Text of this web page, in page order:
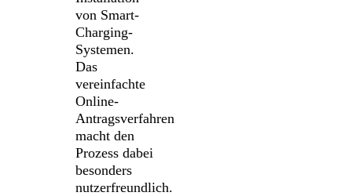
von Smart-
Charging-
Systemen.
Das
vereinfachte
Online-
Antragsverfahren
macht den
Prozess dabei
besonders
nutzerfreundlich.